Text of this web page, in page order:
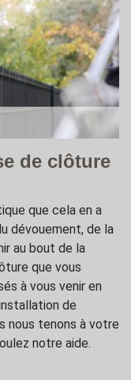
de clôture
que cela en a
dévouement, de la
au bout de la
que vous
à vous venir en
de
nous tenons à votre
notre aide.